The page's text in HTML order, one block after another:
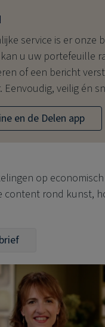
service is er onze
u uw portefeuille
of een bericht
veilig én
en de Delen app
op
rond kunst,